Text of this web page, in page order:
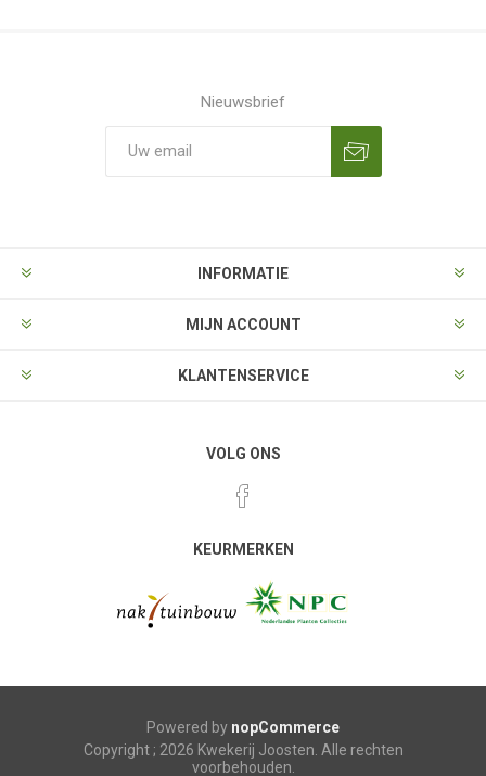
Nieuwsbrief
INFORMATIE
MIJN ACCOUNT
KLANTENSERVICE
VOLG ONS
KEURMERKEN
Powered by nopCommerce
Copyright ; 2026 Kwekerij Joosten. Alle rechten
voorbehouden.